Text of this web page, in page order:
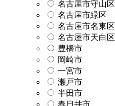
名古屋市守山区
名古屋市緑区
名古屋市名東区
名古屋市天白区
豊橋市
岡崎市
一宮市
瀬戸市
半田市
春日井市